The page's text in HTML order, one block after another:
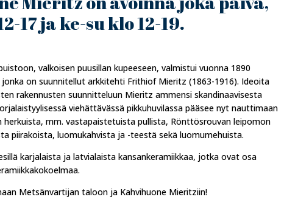
17 ja ke-su klo 12-19.
valkoisen puusillan kupeeseen, valmistui vuonna 1890
on suunnitellut arkkitehti Frithiof Mieritz (1863-1916). Ideoita
rakennusten suunnitteluun Mieritz ammensi skandinaavisesta
viehättävässä pikkuhuvilassa pääsee nyt nauttimaan
herkuista, mm. vastapaistetuista pullista, Rönttösrouvan leipomon
piirakoista, luomukahvista ja -teestä sekä luomumehuista.
karjalaista ja latvialaista kansankeramiikkaa, jotka ovat osa
Metsänvartijan taloon ja Kahvihuone Mieritziin!